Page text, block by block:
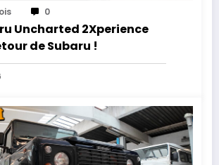
0
Uncharted 2Xperience
de Subaru !